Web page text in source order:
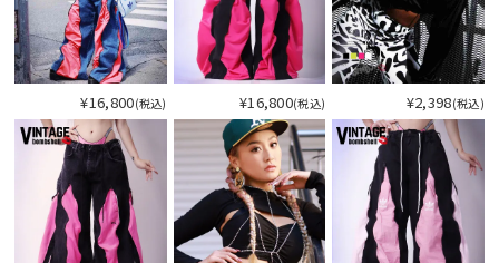
¥16,800(税込) ¥16,800(税込) ¥2,398(税込)